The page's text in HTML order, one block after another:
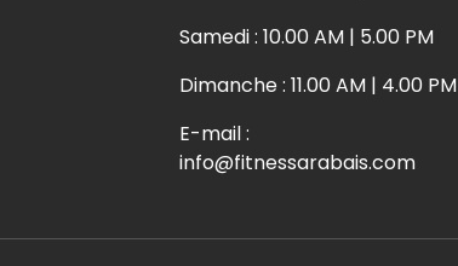
Samedi : 10.00 AM | 5.00 PM
Dimanche : 11.00 AM | 4.00 PM
E-mail :
info@fitnessarabais.com